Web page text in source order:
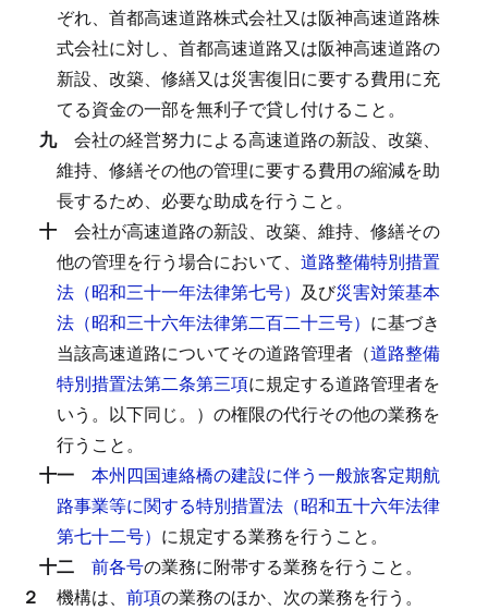
ぞれ、首都高速道路株式会社又は阪神高速道路株
式会社に対し、首都高速道路又は阪神高速道路の
新設、改築、修繕又は災害復旧に要する費用に充
てる資金の一部を無利子で貸し付けること。
九 会社の経営努力による高速道路の新設、改築、
維持、修繕その他の管理に要する費用の縮減を助
長するため、必要な助成を行うこと。
十 会社が高速道路の新設、改築、維持、修繕その
他の管理を行う場合において、 道路整備特別措置
法（昭和三十一年法律第七号） 及び災害対策基本
法（昭和三十六年法律第二百二十三号） に基づき
当該高速道路についてその道路管理者（道路整備
特別措置法第二条第三項に規定する道路管理者を
いう。以下同じ。）の権限の代行その他の業務を
行うこと。
十一 本州四国連絡橋の建設に伴う一般旅客定期航
路事業等に関する特別措置法（昭和五十六年法律
第七十二号） に規定する業務を行うこと。
十二 前各号の業務に附帯する業務を行うこと。
２ 機構は、 前項の業務のほか、次の業務を行う。